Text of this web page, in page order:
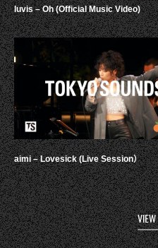
luvis – Oh (Official Music Video)
aimi – Lovesick (Live Session）